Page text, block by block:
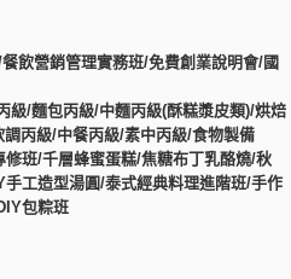
飲營銷管理實務班/免費創業說明會/國
級/麵包丙級/中麵丙級(酥糕漿皮類)/烘焙
丙級/中餐丙級/素中丙級/食物製備
班/千層蜂蜜蛋糕/焦糖布丁乳酪燒/秋
手工造型湯圓/泰式經典料理進階班/手作
包粽班